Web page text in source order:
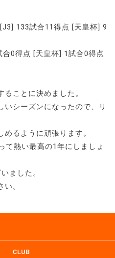
CLUB
133試合11得点 [天皇杯] 9
0得点 [天皇杯] 1試合0得点
ことに決めました。
シーズンになったので、リ
るように頑張ります。
て熱い最高の1年にしましょ
ました。
。